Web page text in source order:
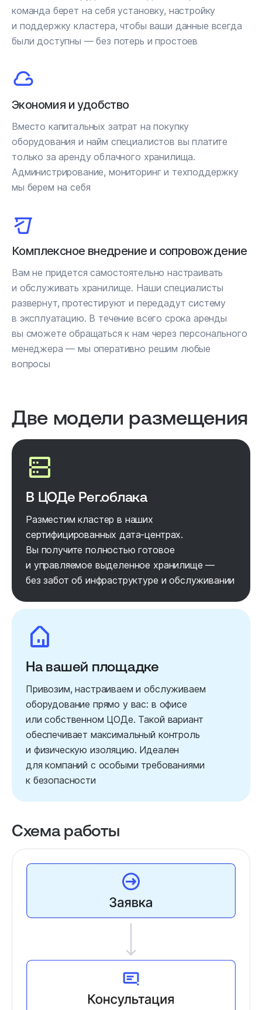
команда берет на себя установку, настройку
и поддержку кластера, чтобы ваши данные всегда
были доступны — без потерь и простоев
Экономия и удобство
Вместо капитальных затрат на покупку
оборудования и найм специалистов вы платите
только за аренду облачного хранилища.
Администрирование, мониторинг и техподдержку
мы берем на себя
Комплексное внедрение и сопровождение
Вам не придется самостоятельно настраивать
и обслуживать хранилище. Наши специалисты
развернут, протестируют и передадут систему
в эксплуатацию. В течение всего срока аренды
вы сможете обращаться к нам через персонального
менеджера — мы оперативно решим любые
вопросы
Две модели размещения
В ЦОДе Рег.облака
Разместим кластер в наших
сертифицированных дата-центрах.
Вы получите полностью готовое
и управляемое выделенное хранилище —
без забот об инфраструктуре и обслуживании
На вашей площадке
Привозим, настраиваем и обслуживаем
оборудование прямо у вас: в офисе
или собственном ЦОДе. Такой вариант
обеспечивает максимальный контроль
и физическую изоляцию. Идеален
для компаний с особыми требованиями
к безопасности
Схема работы